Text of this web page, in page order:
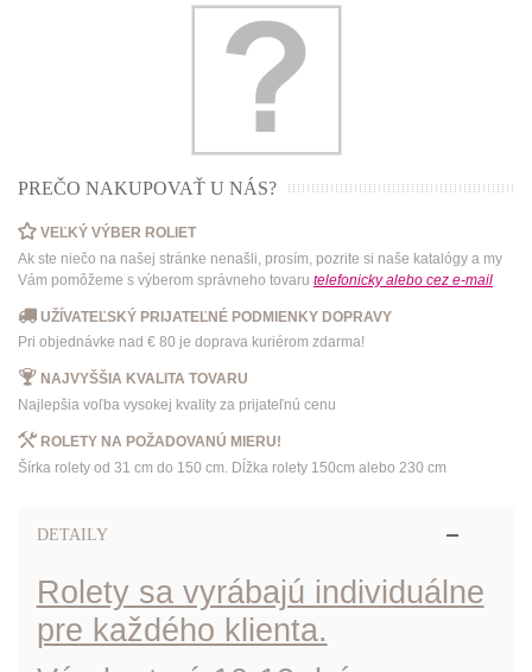
PREČO NAKUPOVAŤ U NÁS?
VEĽKÝ VÝBER ROLIET
Ak ste niečo na našej stránke nenašli, prosím, pozrite si naše katalógy a my
Vám pomôžeme s výberom správneho tovaru telefonicky alebo cez e-mail
UŽÍVATEĽSKÝ PRIJATEĽNÉ PODMIENKY DOPRAVY
Pri objednávke nad € 80 je doprava kuriérom zdarma!
NAJVYŠŠIA KVALITA TOVARU
Najlepšia voľba vysokej kvality za prijateľnú cenu
ROLETY NA POŽADOVANÚ MIERU!
Šírka rolety od 31 cm do 150 cm. Dĺžka rolety 150cm alebo 230 cm
DETAILY
Rolety sa vyrábajú individuálne
pre každého klienta.